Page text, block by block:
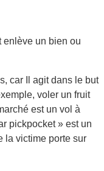
enlève un bien ou
car Il agit dans le but
voler un fruit
est un vol à
pickpocket » est un
la victime porte sur